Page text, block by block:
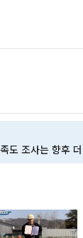
도 조사는 향후